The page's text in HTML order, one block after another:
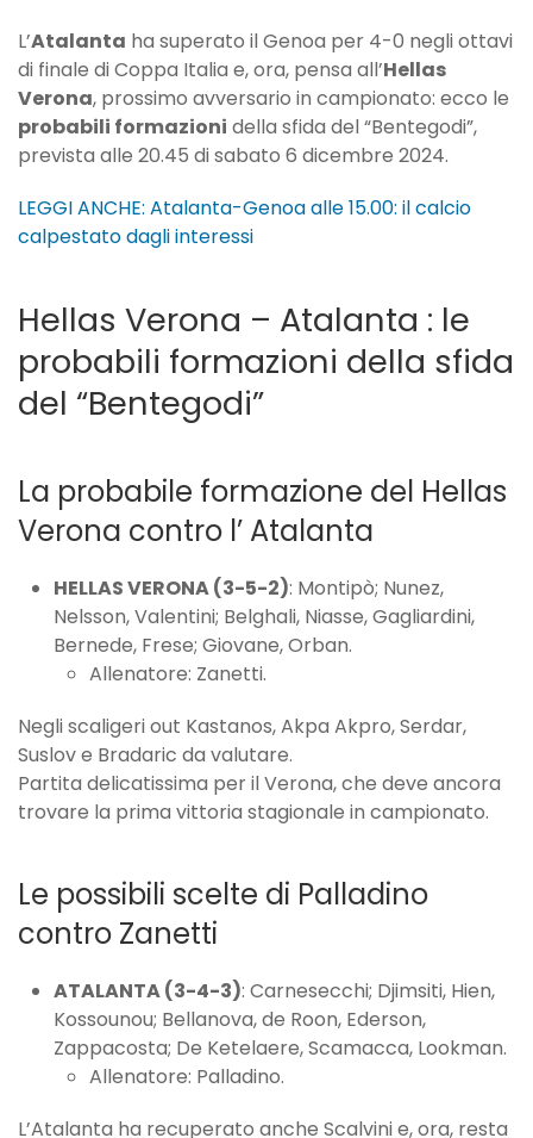
L’Atalanta ha superato il Genoa per 4-0 negli ottavi
di finale di Coppa Italia e, ora, pensa all’Hellas
Verona, prossimo avversario in campionato: ecco le
probabili formazioni della sfida del “Bentegodi”,
prevista alle 20.45 di sabato 6 dicembre 2024.
LEGGI ANCHE: Atalanta-Genoa alle 15.00: il calcio
calpestato dagli interessi
Hellas Verona – Atalanta : le
probabili formazioni della sfida
del “Bentegodi”
La probabile formazione del Hellas
Verona contro l’ Atalanta
HELLAS VERONA (3-5-2): Montipò; Nunez,
Nelsson, Valentini; Belghali, Niasse, Gagliardini,
Bernede, Frese; Giovane, Orban.
Allenatore: Zanetti.
Negli scaligeri out Kastanos, Akpa Akpro, Serdar,
Suslov e Bradaric da valutare.
Partita delicatissima per il Verona, che deve ancora
trovare la prima vittoria stagionale in campionato.
Le possibili scelte di Palladino
contro Zanetti
ATALANTA (3-4-3): Carnesecchi; Djimsiti, Hien,
Kossounou; Bellanova, de Roon, Ederson,
Zappacosta; De Ketelaere, Scamacca, Lookman.
Allenatore: Palladino.
L’Atalanta ha recuperato anche Scalvini e, ora, resta